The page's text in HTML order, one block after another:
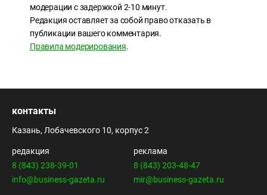
модерации с задержкой 2-10 минут.
Редакция оставляет за собой право отказать в
публикации вашего комментария.
Правила модерирования.
контакты
Казань, Лобачевского 10, корпус 2
редакция
8 (843) 238-39-01
info@business-gazeta.ru
реклама
8 (843) 203-48-47
mir@business-gazeta.ru